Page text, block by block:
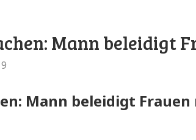
Mann beleidigt
Mann beleidigt Frauen